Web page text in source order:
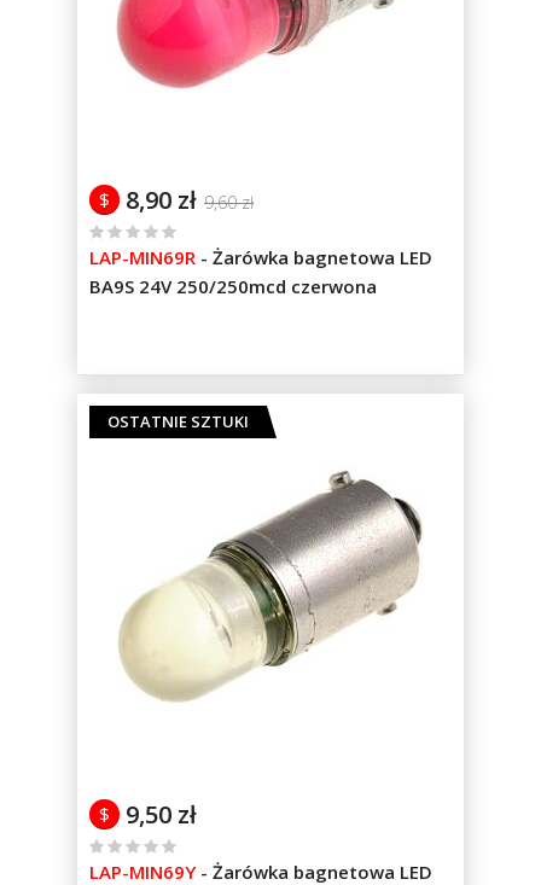
8,90 zł 9,60 zł
$
%
100
LAP-MIN69R - Żarówka bagnetowa LED
BA9S 24V 250/250mcd czerwona
OSTATNIE SZTUKI
9,50 zł
$
%LAP-MIN69Y - Żarówka bagnetowa LED